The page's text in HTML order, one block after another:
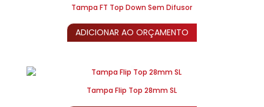
Tampa FT Top Down Sem Difusor
ADICIONAR AO ORÇAMENTO
Tampa Flip Top 28mm SL